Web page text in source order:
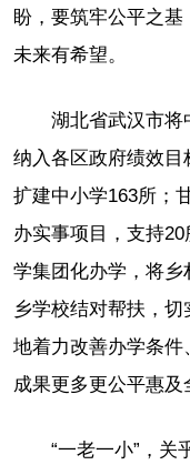
盼，要筑牢公平之
未来有希望。
湖北省武汉市将
纳入各区政府绩效
扩建中小学163所；
办实事项目，支持
学集团化办学，将
乡学校结对帮扶，
地着力改善办学条
成果更多更公平惠及
“一老一小”，关